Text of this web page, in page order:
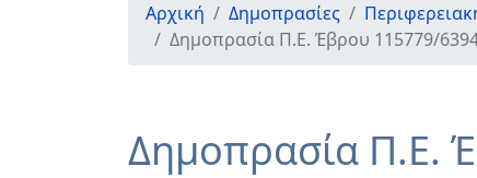
Αρχική Δημοπρασίες
Δημοπρασία Π.Ε. Έβρου 115779/
Δημοπρασία Π.Ε.